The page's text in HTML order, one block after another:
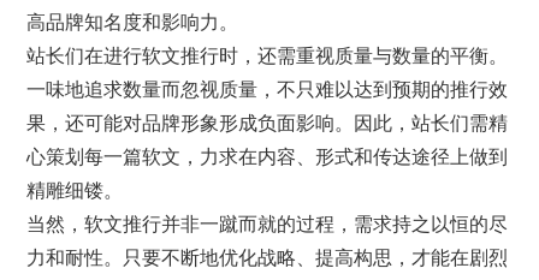
高品牌知名度和影响力。
站长们在进行软文推行时，还需重视质量与数量的平衡。
一味地追求数量而忽视质量，不只难以达到预期的推行效
果，还可能对品牌形象形成负面影响。因此，站长们需精
心策划每一篇软文，力求在内容、形式和传达途径上做到
精雕细镂。
当然，软文推行并非一蹴而就的过程，需求持之以恒的尽
力和耐性。只要不断地优化战略、提高构思，才能在剧烈